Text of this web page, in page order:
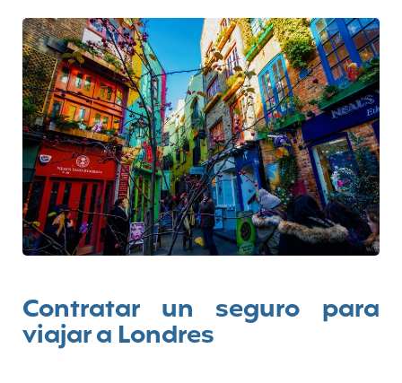
Contratar un seguro para
viajar a Londres